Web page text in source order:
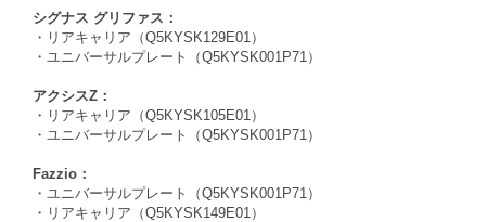
シグナス グリファス：
・リアキャリア（Q5KYSK129E01）
・ユニバーサルプレート（Q5KYSK001P71）
アクシスZ：
・リアキャリア（Q5KYSK105E01）
・ユニバーサルプレート（Q5KYSK001P71）
Fazzio：
・ユニバーサルプレート（Q5KYSK001P71）
・リアキャリア（Q5KYSK149E01）